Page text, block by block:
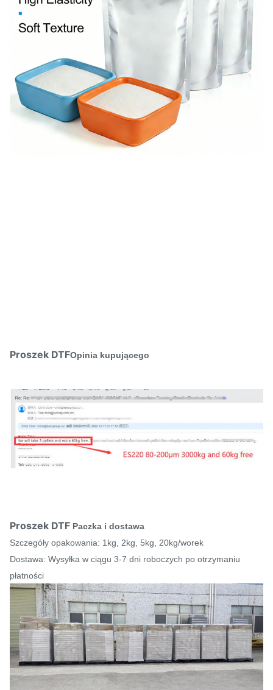
Proszek DTFOpinia kupującego
Proszek DTF Paczka i dostawa
Szczegóły opakowania: 1kg, 2kg, 5kg, 20kg/worek
Dostawa: Wysyłka w ciągu 3-7 dni roboczych po otrzymaniu
płatności